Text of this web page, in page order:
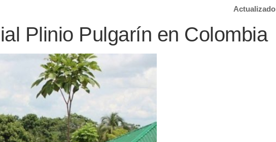
Actualizado
Plinio Pulgarín en Colombia